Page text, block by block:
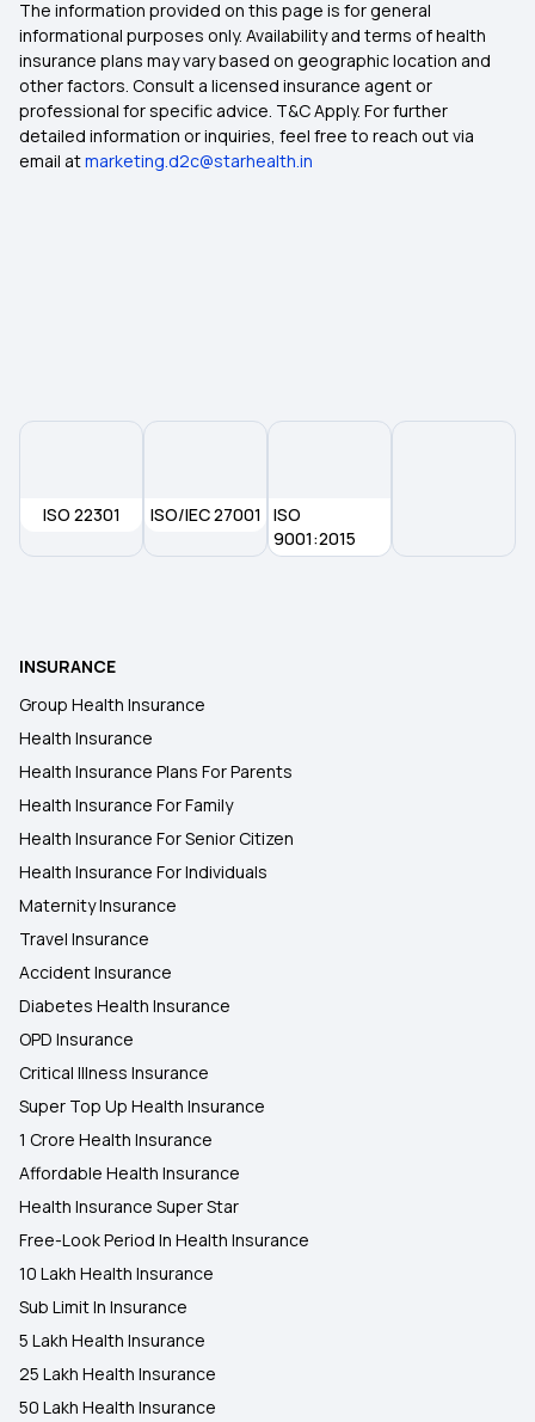
The information provided on this page is for general
informational purposes only. Availability and terms of health
insurance plans may vary based on geographic location and
other factors. Consult a licensed insurance agent or
professional for specific advice. T&C Apply. For further
detailed information or inquiries, feel free to reach out via
email atmarketing.d2c@starhealth.in
ISO 22301 ISO/IEC 27001
ISO
9001:2015
INSURANCE
Group Health Insurance
Health Insurance
Health Insurance Plans For Parents
Health Insurance For Family
Health Insurance For Senior Citizen
Health Insurance For Individuals
Maternity Insurance
Travel Insurance
Accident Insurance
Diabetes Health Insurance
OPD Insurance
Critical Illness Insurance
Super Top Up Health Insurance
1 Crore Health Insurance
Affordable Health Insurance
Health Insurance Super Star
Free-Look Period In Health Insurance
10 Lakh Health Insurance
Sub Limit In Insurance
5 Lakh Health Insurance
25 Lakh Health Insurance
50 Lakh Health Insurance